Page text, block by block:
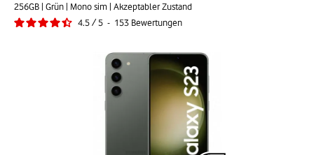
256GB | Grün | Mono sim | Akzeptabler Zustand
4.5/5 - 153 Bewertungen